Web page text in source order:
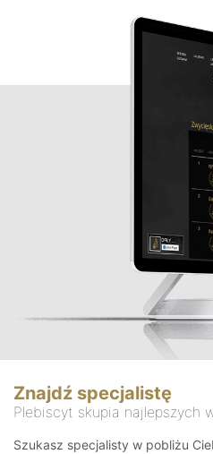
Znajdź specjalistę
Plebiscyt skupia najlepszych
Szukasz specjalisty w pobliżu